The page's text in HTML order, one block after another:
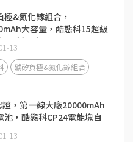
極&氮化鎵組合，
大容量，酷態科15超級
Air新品來了！
13
碳矽負極&氮化鎵組合
證，第一線大廠20000mAh
池，酷態科CP24電能塊自
品
13